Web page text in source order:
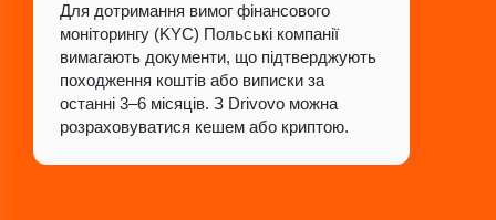
Для дотримання вимог фінансового
моніторингу (KYC) Польські компанії
вимагають документи, що підтверджують
походження коштів або виписки за
останні 3–6 місяців. З Drivovo можна
розраховуватися кешем або криптою.